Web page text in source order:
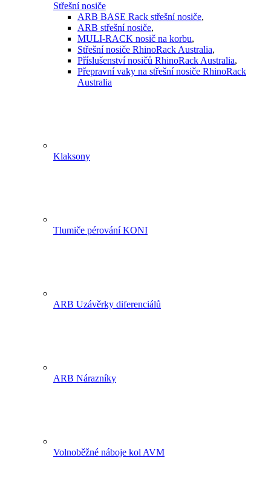
Střešní nosiče
ARB BASE Rack střešní nosiče,
ARB střešní nosiče,
MULI-RACK nosič na korbu,
Střešní nosiče RhinoRack Australia,
Příslušenství nosičů RhinoRack Australia,
Přepravní vaky na střešní nosiče RhinoRack
Australia
Klaksony
Tlumiče pérování KONI
ARB Uzávěrky diferenciálů
ARB Nárazníky
Volnoběžné náboje kol AVM